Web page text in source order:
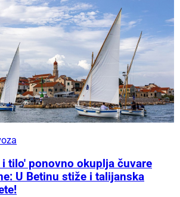
i tilo' ponovno okuplja čuvare
U Betinu stiže i talijanska